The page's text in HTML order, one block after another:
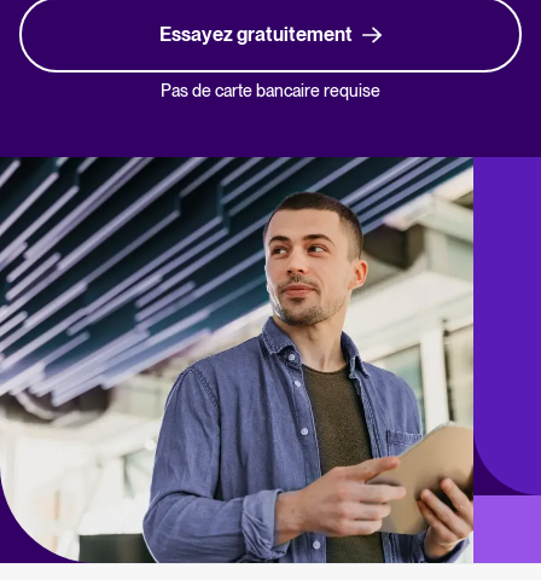
Essayez gratuitement
Pas de carte bancaire requise